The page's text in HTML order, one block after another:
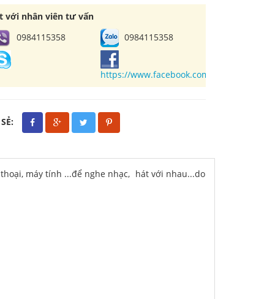
với nhân viên tư vấn
0984115358
0984115358
https://www.facebook.com/
máy tính ...để nghe nhạc, hát với nhau...do